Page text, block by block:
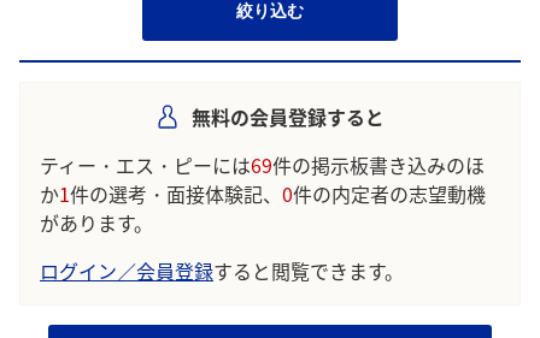
絞り込む
無料の会員登録すると
ティー・エス・ピーには69件の掲示板書き込みのほ
か1件の選考・面接体験記、 0件の内定者の志望動機
があります。
ログイン／会員登録すると閲覧できます。